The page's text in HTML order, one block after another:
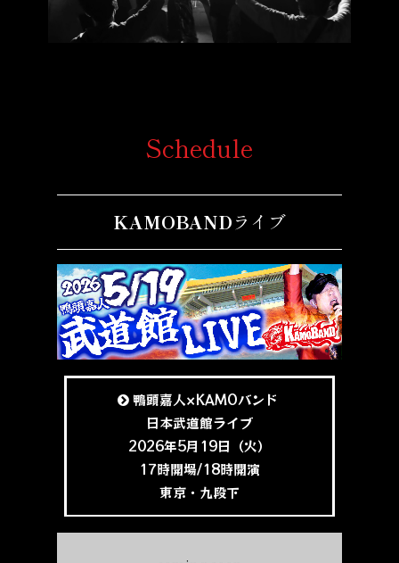
Schedule
KAMOBANDライブ
鴨頭嘉人×KAMOバンド
日本武道館ライブ
2026年5月19日（火）
17時開場/18時開演
東京・九段下